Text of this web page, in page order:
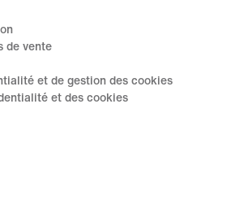
de vente
et de gestion des cookies
et des cookies